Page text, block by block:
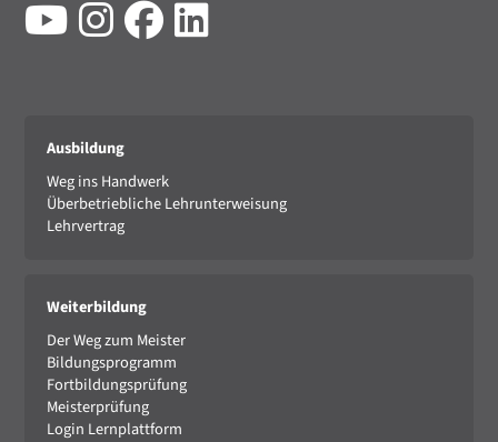
Ausbildung
Weg ins Handwerk
Überbetriebliche Lehrunterweisung
Lehrvertrag
Weiterbildung
Der Weg zum Meister
Bildungsprogramm
Fortbildungsprüfung
Meisterprüfung
Login Lernplattform